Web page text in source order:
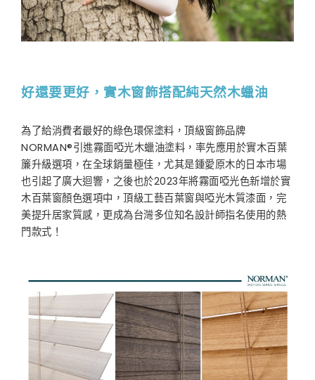
好還要更好，實木窗飾搭配純天然木蠟油
為了給消費者最好的綠色環保塗料，頂級窗飾品牌
NORMAN®引進霧面啞光木蠟油塗料，率先應用於實木百葉
簾升級選項，在全球銷量極佳，尤其是鍾愛原木的日本市場
也引起了廣大迴響，之後也於2023年將霧面啞光色新增於實
木百葉窗顏色選項中，頂級工藝百葉窗與啞光木質漆面，完
美提升居家質感，更成為台灣多位知名設計師指名使用的熱
門款式！